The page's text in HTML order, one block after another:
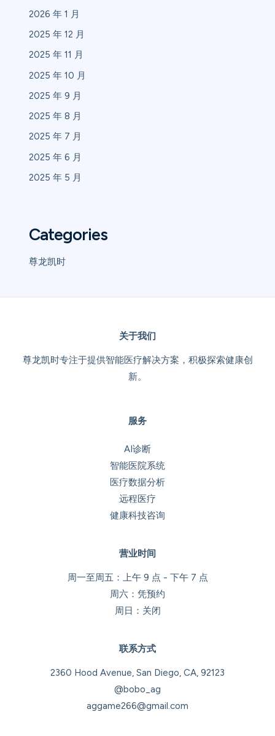
2026 年 1 月
2025 年 12 月
2025 年 11 月
2025 年 10 月
2025 年 9 月
2025 年 8 月
2025 年 7 月
2025 年 6 月
2025 年 5 月
Categories
尊龙凯时
关于我们
尊龙凯时专注于提供智能医疗解决方案，积极探索健康创
新。
服务
AI诊断
智能医院系统
医疗数据分析
远程医疗
健康科技咨询
营业时间
周一至周五：上午 9 点 - 下午 7 点
周六：凭预约
周日：关闭
联系方式
2360 Hood Avenue, San Diego, CA, 92123
@bobo_ag
aggame266@gmail.com